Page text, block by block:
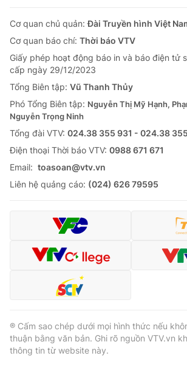
Cơ quan chủ quản:Đài Truyền hình Việt
Cơ quan báo chí: Thời báo VTV
Giấy phép hoạt động báo in và báo điện tử
cấp ngày 29/12/2023
Tổng Biên tập: Vũ Thanh Thủy
Phó Tổng Biên tập: Nguyễn Thị Mỹ Hạnh,
Nguyễn Trọng Ninh
Tổng đài VTV: 024.38 355 931 - 024.38
Ðiện thoại Thời báo VTV: 0988 671 671
Email: toasoan@vtv.vn
Liên hệ quảng cáo: (024) 626 79595
® Cấm sao chép dưới mọi hình thức nếu
thuận bằng văn bản. Ghi rõ nguồn VTV.vn
thông tin từ website này.